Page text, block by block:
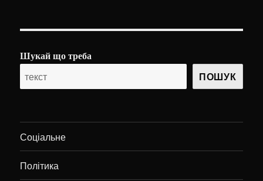
Шукай що треба
ПОШУК
Соціальне
Політика